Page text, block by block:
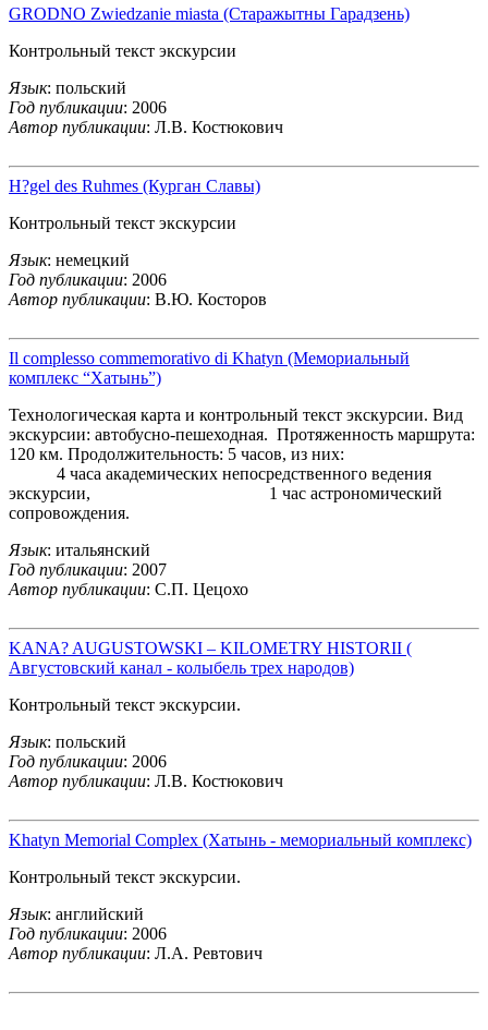
GRODNO Zwiedzanie miasta (Старажытны Гарадзень)
Контрольный текст экскурсии
Язык: польский
Год публикации: 2006
Автор публикации: Л.В. Костюкович
H?gel des Ruhmes (Курган Славы)
Контрольный текст экскурсии
Язык: немецкий
Год публикации: 2006
Автор публикации: В.Ю. Косторов
Il complesso commemorativo di Khatyn (Мемориальный
комплекс “Хатынь”)
Технологическая карта и контрольный текст экскурсии. Вид
экскурсии: автобусно-пешеходная. Протяженность маршрута:
120 км. Продолжительность: 5 часов, из них:
4 часа академических непосредственного ведения
экскурсии, 1 час астрономический
сопровождения.
Язык: итальянский
Год публикации: 2007
Автор публикации: С.П. Цецохо
KANA? AUGUSTOWSKI – KILOMETRY HISTORII (
Августовский канал - колыбель трех народов)
Контрольный текст экскурсии.
Язык: польский
Год публикации: 2006
Автор публикации: Л.В. Костюкович
Khatyn Memorial Complex (Хатынь - мемориальный комплекс)
Контрольный текст экскурсии.
Язык: английский
Год публикации: 2006
Автор публикации: Л.А. Ревтович